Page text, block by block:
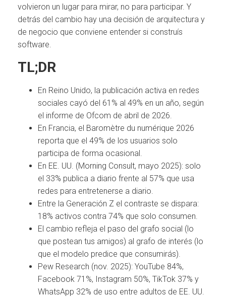
volvieron un lugar para mirar, no para participar. Y
detrás del cambio hay una decisión de arquitectura y
de negocio que conviene entender si construís
software.
TL;DR
En Reino Unido, la publicación activa en redes
sociales cayó del 61% al 49% en un año, según
el informe de Ofcom de abril de 2026.
En Francia, el Baromètre du numérique 2026
reporta que el 49% de los usuarios solo
participa de forma ocasional.
En EE. UU. (Morning Consult, mayo 2025): solo
el 33% publica a diario frente al 57% que usa
redes para entretenerse a diario.
Entre la Generación Z el contraste se dispara:
18% activos contra 74% que solo consumen.
El cambio refleja el paso del grafo social (lo
que postean tus amigos) al grafo de interés (lo
que el modelo predice que consumirás).
Pew Research (nov. 2025): YouTube 84%,
Facebook 71%, Instagram 50%, TikTok 37% y
WhatsApp 32% de uso entre adultos de EE. UU.